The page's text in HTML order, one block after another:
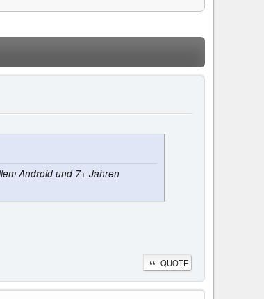
Android und 7+ Jahren
QUOTE